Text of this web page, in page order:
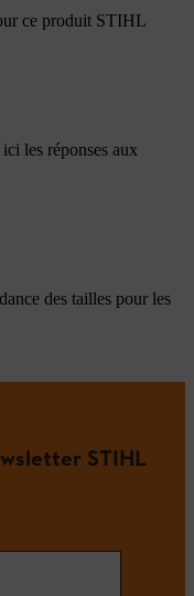
ce produit STIHL
les réponses aux
des tailles pour les
STIHL